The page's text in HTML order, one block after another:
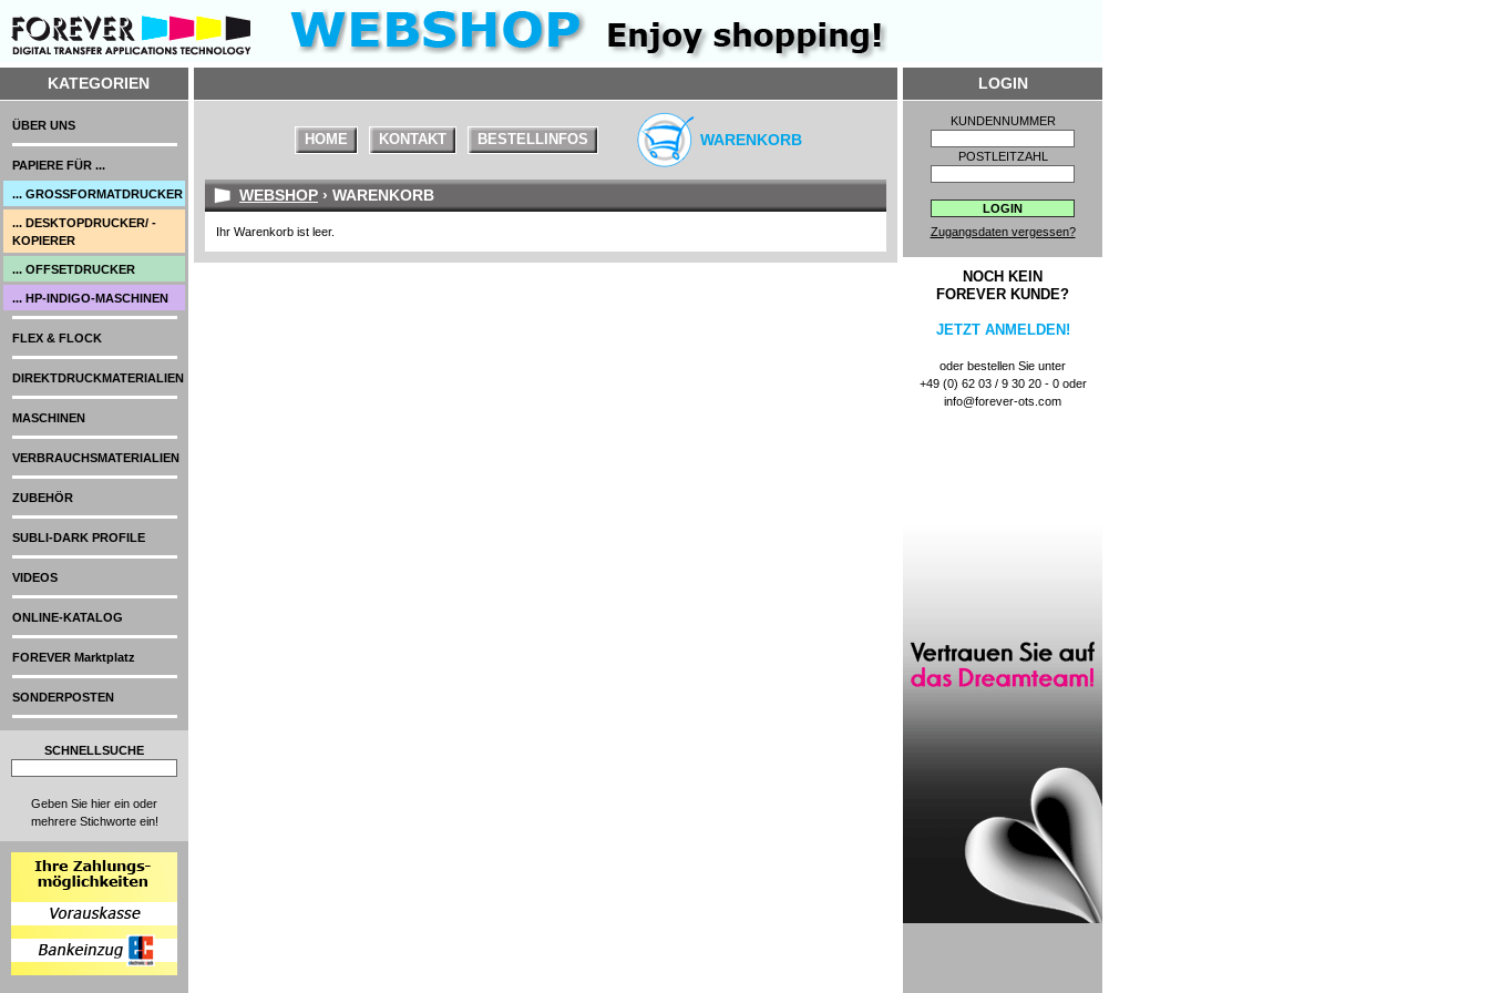
KATEGORIEN
SCHNELLSUCHE
Geben Sie hier ein oder
mehrere Stichworte ein!
HOME KONTAKT BESTELLINFOS WARENKORB
WEBSHOP › WARENKORB
Ihr Warenkorb ist leer.
LOGIN
KUNDENNUMMER
POSTLEITZAHL
Zugangsdaten vergessen?
NOCH KEIN
FOREVER KUNDE?
JETZT ANMELDEN!
oder bestellen Sie unter
+49 (0) 62 03 / 9 30 20 - 0 oder
info@forever-ots.com
ÜBER UNS
PAPIERE FÜR ...
... GROSSFORMATDRUCKER
... DESKTOPDRUCKER/ -
KOPIERER
... OFFSETDRUCKER
... HP-INDIGO-MASCHINEN
FLEX & FLOCK
DIREKTDRUCKMATERIALIEN
MASCHINEN
VERBRAUCHSMATERIALIEN
ZUBEHÖR
SUBLI-DARK PROFILE
VIDEOS
ONLINE-KATALOG
FOREVER Marktplatz
SONDERPOSTEN